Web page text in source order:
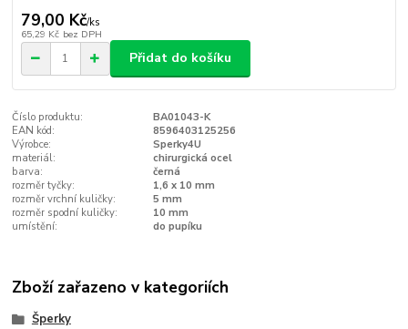
79,00 Kč/ks
65,29 Kč bez DPH
Přidat do košíku
Číslo produktu:
BA01043-K
EAN kód:
8596403125256
Výrobce:
Sperky4U
materiál:
chirurgická ocel
barva:
černá
rozměr tyčky:
1,6 x 10 mm
rozměr vrchní kuličky:
5 mm
rozměr spodní kuličky:
10 mm
umístění:
do pupíku
Zboží zařazeno v kategoriích
Šperky